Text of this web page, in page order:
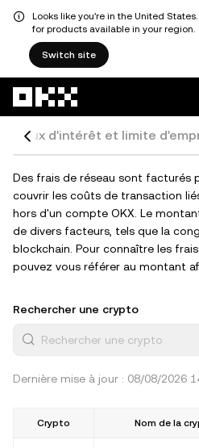
Looks like you're in the United
for products available in your region.
Switch site
Taux d'intérêt et limite
Des frais de réseau sont facturés
couvrir les coûts de transaction
hors d'un compte OKX. Le
de divers facteurs, tels que la
blockchain. Pour connaître les
pouvez vous référer au montant
Rechercher une crypto
Dernière mise à jour : 08/08/2026
Crypto Nom de la